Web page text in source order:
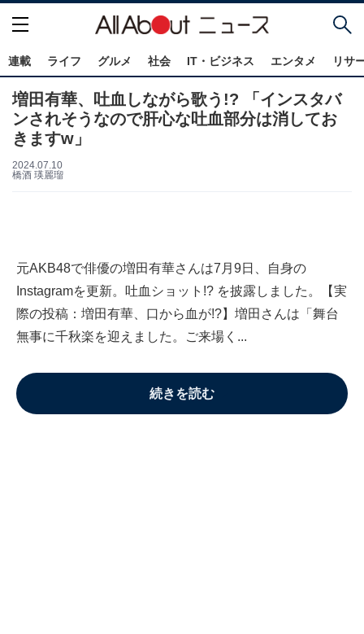
連載 ライフ グルメ 社会 IT・ビジネス エンタメ リサ
増田有華、吐血しながら歌う!? 「インスタバ
ンされそうなので肝心な吐血部分は消してお
きますw」
2024.07.10
橋酒 瑛麗瑠
元AKB48で俳優の増田有華さんは7月9日、自身の
Instagramを更新。吐血ショット!? を披露しました。【実
際の投稿：増田有華、口から血が!?】増田さんは「舞台
無事に千秋楽を迎えました。ご来場く...
続きを読む